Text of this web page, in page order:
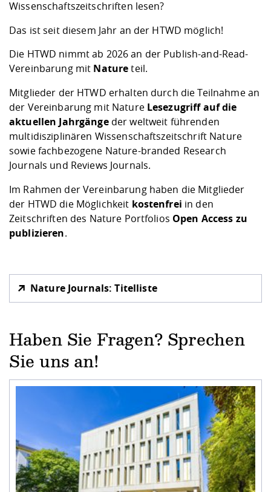
Vorbereitung
Studien- und
und Physik
Digitales Lernen
Fremdsprachen
Studieren in
Studentenwerk
Angebote der
Arbeit
Career Service
Weiterbilden im
Formulare und
Internationale
Formulare und
FIS -
Prototyping und
Kooperationen
Kontakt &
Klimaschutz &
Förderverein
Gremien und
Landbau/
Maschinenbau
Angebote für
Kontakt und Anfahrt
Qualitätssicherung
Wissenschaftszeitschriften lesen?
Das ist seit diesem Jahr an der HTWD möglich!
Die HTWD nimmt ab 2026 an der Publish-and-Read-
Vereinbarung mit Natureteil.
Mitglieder der HTWD erhalten durch die Teilnahme an
der Vereinbarung mit Nature Lesezugriff auf die
aktuellen Jahrgängeder weltweit führenden
multidisziplinären Wissenschaftszeitschrift Nature
sowie fachbezogene Nature-branded Research
Journals und Reviews Journals.
Im Rahmen der Vereinbarung haben die Mitglieder
der HTWD die Möglichkeit kostenfrei in den
Zeitschriften des Nature Portfolios Open Access zu
publizieren.
Nature Journals: Titelliste
Haben Sie Fragen? Sprechen
Sie uns an!